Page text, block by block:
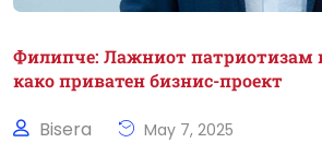
Филипче: Лажниот
како приватен бизнис-проект
Bisera May 7, 2025